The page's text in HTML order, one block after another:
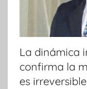
La dinámica
confirma la
es irreversible